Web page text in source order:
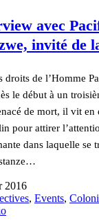
avec
invité de
droits de l’Homme
le début à un
de mort, il vit en
pour attirer
dans laquelle se
2016
, Events,